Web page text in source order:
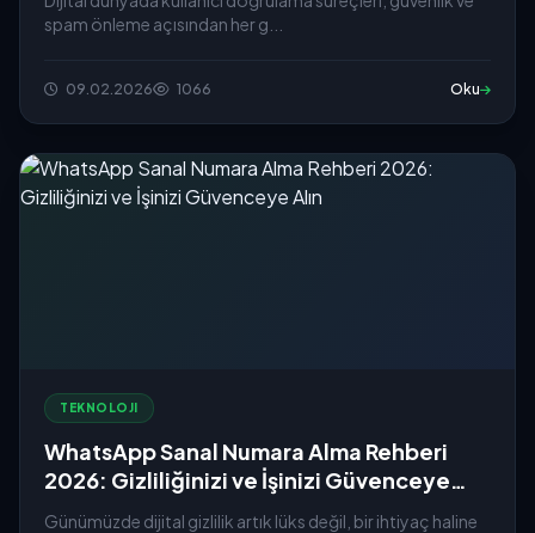
spam önleme açısından her g...
09.02.2026 1066 Oku
TEKNOLOJI
WhatsApp Sanal Numara Alma Rehberi
2026: Gizliliğinizi ve İşinizi Güvenceye
Alın
Günümüzde dijital gizlilik artık lüks değil, bir ihtiyaç haline